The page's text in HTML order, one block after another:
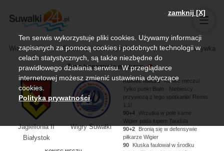
Wiadomości Sport Biznes, rolnictwo Kultura i rozrywka
Trwa transmisja na żywo
Jagiellonia II
Białystok
Wigry Suwałki
Koniec meczu Koniec meczu!
Tylko punkt Biało - Niebiescy
przywiozą z tego spotkania! Remis
1:1!
90+4
Wrzutka w pole karne
Wigier pada łupem Taudula
90+2
Bronią się w defensywie
piłkarze Wigier
90
Kluska faulował w środku
zamknij [X]
Ten serwis wykorzystuje pliki cookies. Używamy informacji
zapisanych za pomocą cookies i podobnych technologii w
celach statystycznych, są także niezbędne do
prawidłowego działania serwisu. W przeglądarce
internetowej możesz zmienić ustawienia dotyczące
cookies.
Polityka prywatności.